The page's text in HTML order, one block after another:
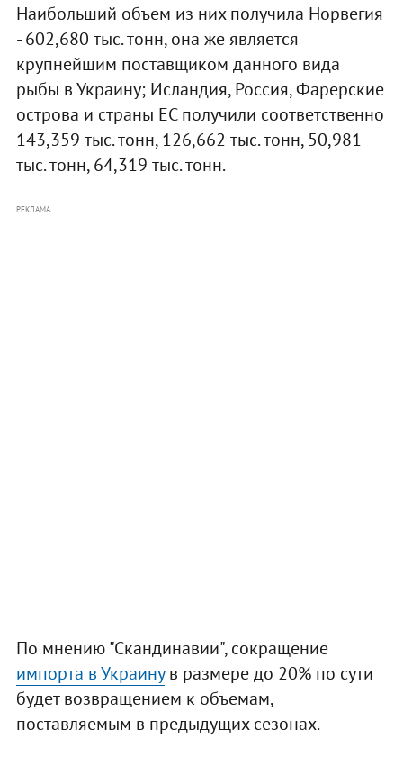
Наибольший объем из них получила Норвегия
- 602,680 тыс. тонн, она же является
крупнейшим поставщиком данного вида
рыбы в Украину; Исландия, Россия, Фарерские
острова и страны ЕС получили соответственно
143,359 тыс. тонн, 126,662 тыс. тонн, 50,981
тыс. тонн, 64,319 тыс. тонн.
РЕКЛАМА
По мнению "Скандинавии", сокращение
импорта в Украинув размере до 20% по сути
будет возвращением к объемам,
поставляемым в предыдущих сезонах.